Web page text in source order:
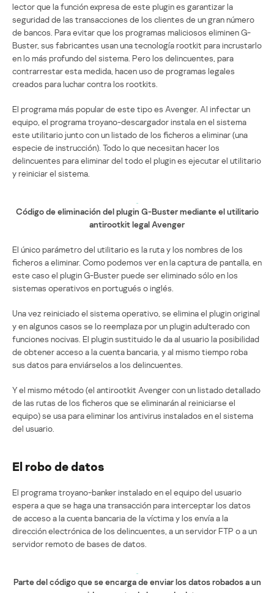
lector que la función expresa de este plugin es garantizar la
seguridad de las transacciones de los clientes de un gran número
de bancos. Para evitar que los programas maliciosos eliminen G-
Buster, sus fabricantes usan una tecnología rootkit para incrustarlo
en lo más profundo del sistema. Pero los delincuentes, para
contrarrestar esta medida, hacen uso de programas legales
creados para luchar contra los rootkits.
El programa más popular de este tipo es Avenger. Al infectar un
equipo, el programa troyano-descargador instala en el sistema
este utilitario junto con un listado de los ficheros a eliminar (una
especie de instrucción). Todo lo que necesitan hacer los
delincuentes para eliminar del todo el plugin es ejecutar el utilitario
y reiniciar el sistema.
Código de eliminación del plugin G-Buster mediante el utilitario
antirootkit legal Avenger
El único parámetro del utilitario es la ruta y los nombres de los
ficheros a eliminar. Como podemos ver en la captura de pantalla, en
este caso el plugin G-Buster puede ser eliminado sólo en los
sistemas operativos en portugués o inglés.
Una vez reiniciado el sistema operativo, se elimina el plugin original
y en algunos casos se lo reemplaza por un plugin adulterado con
funciones nocivas. El plugin sustituido le da al usuario la posibilidad
de obtener acceso a la cuenta bancaria, y al mismo tiempo roba
sus datos para enviárselos a los delincuentes.
Y el mismo método (el antirootkit Avenger con un listado detallado
de las rutas de los ficheros que se eliminarán al reiniciarse el
equipo) se usa para eliminar los antivirus instalados en el sistema
del usuario.
El robo de datos
El programa troyano-banker instalado en el equipo del usuario
espera a que se haga una transacción para interceptar los datos
de acceso a la cuenta bancaria de la víctima y los envía a la
dirección electrónica de los delincuentes, a un servidor FTP o a un
servidor remoto de bases de datos.
Parte del código que se encarga de enviar los datos robados a un